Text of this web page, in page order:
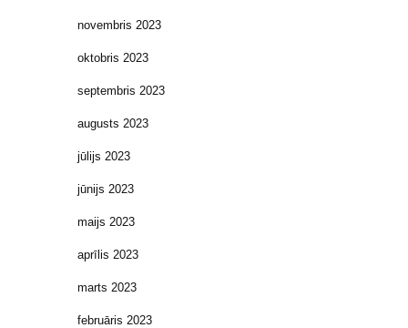
novembris 2023
oktobris 2023
septembris 2023
augusts 2023
jūlijs 2023
jūnijs 2023
maijs 2023
aprīlis 2023
marts 2023
februāris 2023